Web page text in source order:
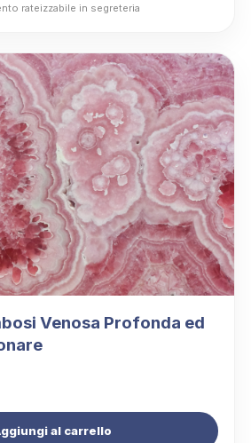
è:
rateizzabile in segreteria
Venosa Profonda ed
al carrello